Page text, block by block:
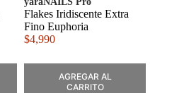
Flakes Iridiscente Extra
Fino Euphoria
$4,990
AGREGAR AL
CARRITO